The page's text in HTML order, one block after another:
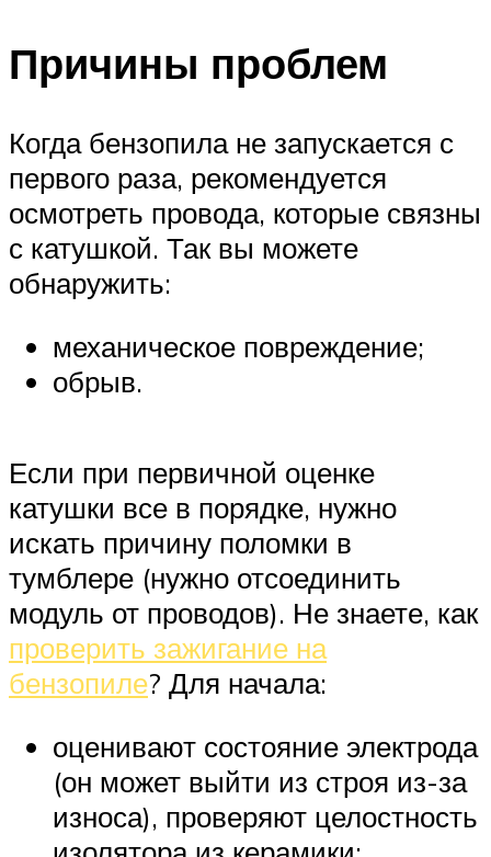
Причины проблем
Когда бензопила не запускается с
первого раза, рекомендуется
осмотреть провода, которые связны
с катушкой. Так вы можете
обнаружить:
механическое повреждение;
обрыв.
Если при первичной оценке
катушки все в порядке, нужно
искать причину поломки в
тумблере (нужно отсоединить
модуль от проводов). Не знаете, как
проверить зажигание на
бензопиле? Для начала:
оценивают состояние электрода
(он может выйти из строя из-за
износа), проверяют целостность